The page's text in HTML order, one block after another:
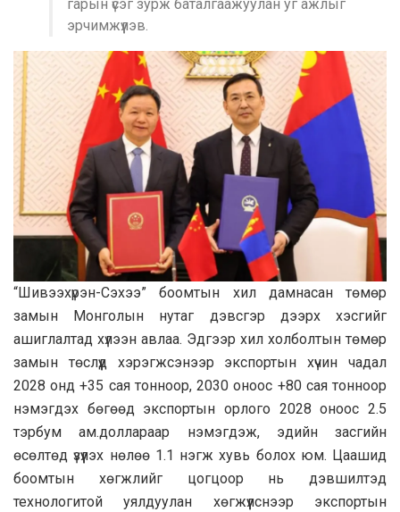
гарын үсэг зурж баталгаажуулан уг ажлыг
эрчимжүүлэв.
“Шивээхүрэн-Сэхээ” боомтын хил дамнасан төмөр
замын Монголын нутаг дэвсгэр дээрх хэсгийг
ашиглалтад хүлээн авлаа. Эдгээр хил холболтын төмөр
замын төслүүд хэрэгжсэнээр экспортын хүчин чадал
2028 онд +35 сая тонноор, 2030 оноос +80 сая тонноор
нэмэгдэх бөгөөд экспортын орлого 2028 оноос 2.5
тэрбум ам.доллараар нэмэгдэж, эдийн засгийн
өсөлтөд үзүүлэх нөлөө 1.1 нэгж хувь болох юм. Цаашид
боомтын хөгжлийг цогцоор нь дэвшилтэд
технологитой уялдуулан хөгжүүлснээр экспортын